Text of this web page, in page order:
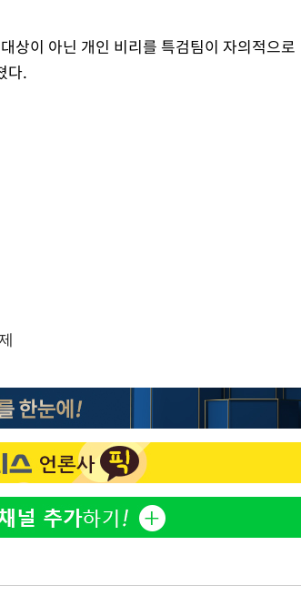
상이 아닌 개인 비리를 특검팀이 자의적으로
다.